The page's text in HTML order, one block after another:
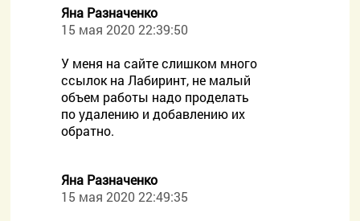
Яна Разначенко
15 мая 2020 22:39:50
У меня на сайте слишком много
ссылок на Лабиринт, не малый
объем работы надо проделать
по удалению и добавлению их
обратно.
Яна Разначенко
15 мая 2020 22:49:35